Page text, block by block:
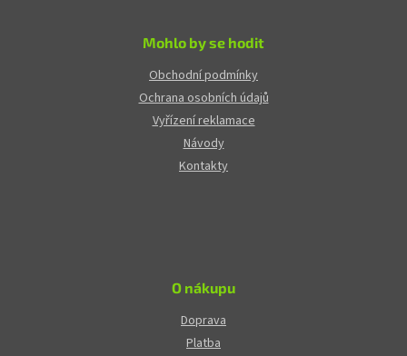
Mohlo by se hodit
Obchodní podmínky
Ochrana osobních údajů
Vyřízení reklamace
Návody
Kontakty
O nákupu
Doprava
Platba